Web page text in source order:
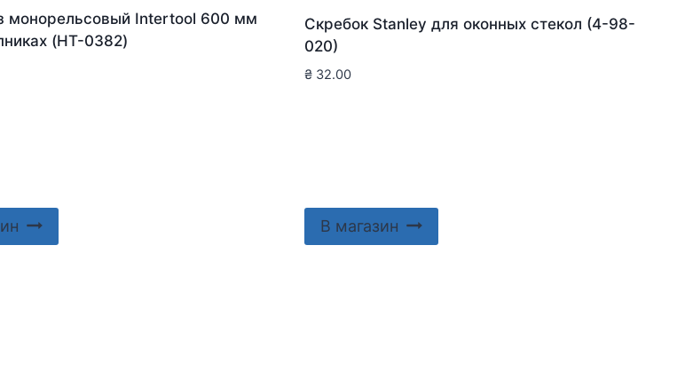
монорельсовый Intertool 600 мм
(HT-0382)
Скребок Stanley для оконныx стекол (4-98-
020)
₴32.00
В магазин